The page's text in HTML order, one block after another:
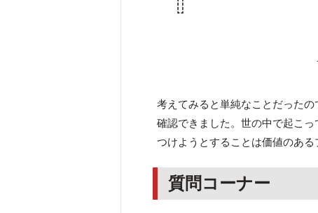
考えてみると単純なことだったの
確認できました。世の中で起こ
つけようとすることは価値のある
質問コーナー